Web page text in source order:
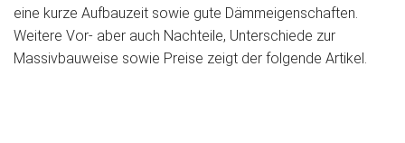
eine kurze Aufbauzeit sowie gute Dämmeigenschaften.
Weitere Vor- aber auch Nachteile, Unterschiede zur
Massivbauweise sowie Preise zeigt der folgende Artikel.